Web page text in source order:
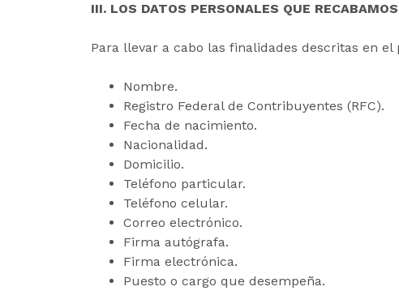
III. LOS DATOS PERSONALES QUE
Para llevar a cabo las finalidades descritas en
Nombre.
Registro Federal de Contribuyentes (RFC).
Fecha de nacimiento.
Nacionalidad.
Domicilio.
Teléfono particular.
Teléfono celular.
Correo electrónico.
Firma autógrafa.
Firma electrónica.
Puesto o cargo que desempeña.